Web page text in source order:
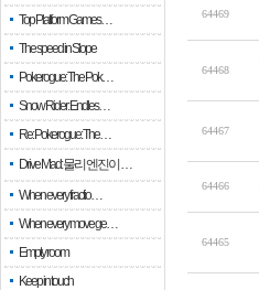
Top Platform Games…
The speed in Slope
Pokerogue: The Pok…
Snow Rider: Endles…
Re: Pokerogue: The…
Drive Mad: 물리 엔진이 …
When every fractio…
When every move ge…
Empty room
Keep in touch
64469
64468
64467
64466
64465